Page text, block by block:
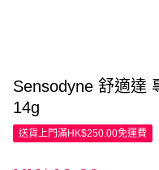
Sensodyne 舒適達
14g
送貨上門滿HK$250.00免運費